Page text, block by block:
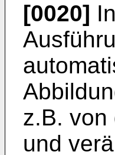
[0020]
z.B. von
und